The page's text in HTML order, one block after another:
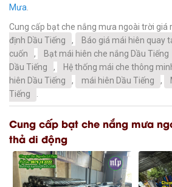
Mưa
Cung cấp bạt che nắng mưa ngoài trời giá
định Dầu Tiếng
, Báo giá mái hiên quay
cuốn
, Bạt mái hiên che nắng Dầu Tiếng
Dầu Tiếng
, Hệ thống mái che thông
hiên Dầu Tiếng
, mái hiên Dầu Tiếng ,
Tiếng
Cung cấp bạt che nắng mưa
thả di động